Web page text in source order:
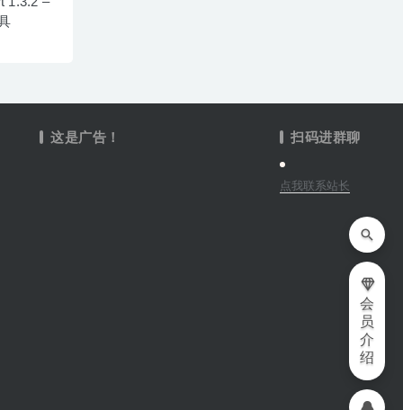
这是广告！ 扫码进群聊
点我联系站长
会
员
介
绍